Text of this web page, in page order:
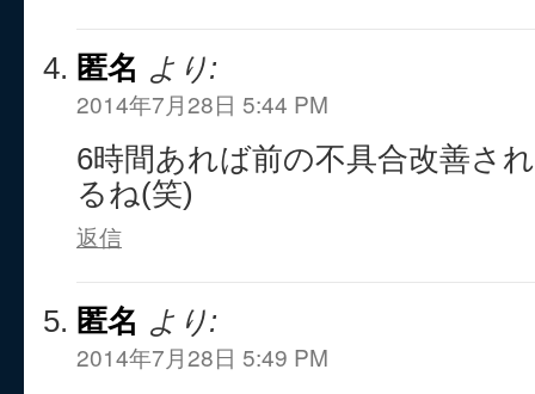
匿名 より:
2014年7月28日 5:44 PM
6時間あれば前の不具合改善さ
るね(笑)
返信
匿名 より:
2014年7月28日 5:49 PM